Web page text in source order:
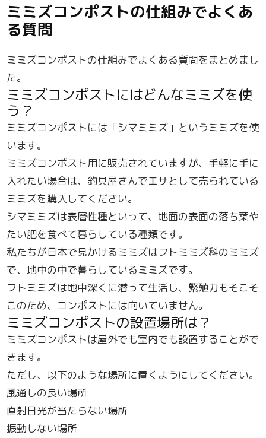
ミミズコンポストの仕組みでよくあ
る質問
ミミズコンポストの仕組みでよくある質問をまとめまし
た。
ミミズコンポストにはどんなミミズを使
う？
ミミズコンポストには「シマミミズ」というミミズを使
います。
ミミズコンポスト用に販売されていますが、手軽に手に
入れたい場合は、釣具屋さんでエサとして売られている
ミミズを購入してください。
シマミミズは表層性種といって、地面の表面の落ち葉や
たい肥を食べて暮らしている種類です。
私たちが日本で見かけるミミズはフトミミズ科のミミズ
で、地中の中で暮らしているミミズです。
フトミミズは地中深くに潜って生活し、繁殖力もそこそ
このため、コンポストには向いていません。
ミミズコンポストの設置場所は？
ミミズコンポストは屋外でも室内でも設置することがで
きます。
ただし、以下のような場所に置くようにしてください。
風通しの良い場所
直射日光が当たらない場所
振動しない場所